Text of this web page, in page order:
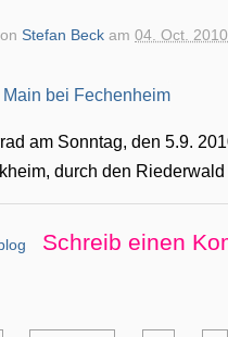
Stefan Beck am04. Oct.
am Sonntag, den 5.9.
durch den
Schreib einen